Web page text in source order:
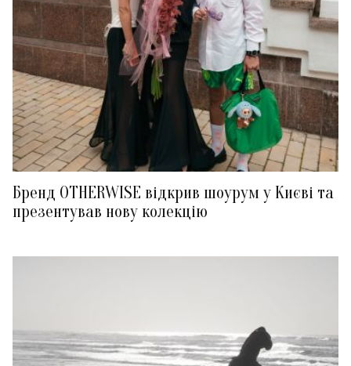
Бренд OTHERWISE відкрив шоурум у Києві та
презентував нову колекцію